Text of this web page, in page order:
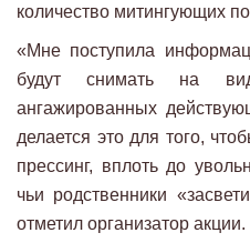
количество митингующих
«Мне поступила
будут снимать на
ангажированных
делается это для того,
прессинг, вплоть до
чьи родственники
отметил организатор акции.